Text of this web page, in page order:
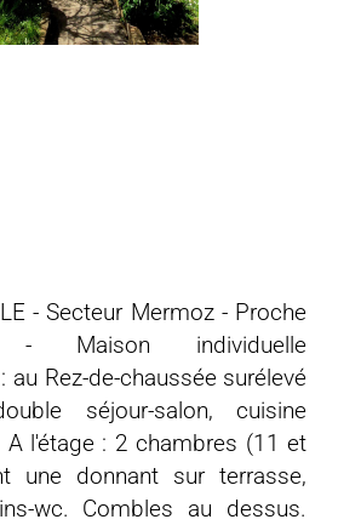
- Secteur Mermoz - Proche
- Maison individuelle
au Rez-de-chaussée surélevé
séjour-salon, cuisine
A l'étage : 2 chambres (11 et
une donnant sur terrasse,
wc. Combles au dessus.